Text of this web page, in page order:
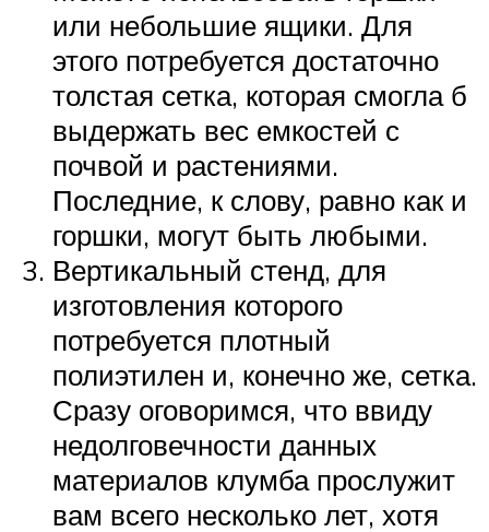
или небольшие ящики. Для
этого потребуется достаточно
толстая сетка, которая смогла б
выдержать вес емкостей с
почвой и растениями.
Последние, к слову, равно как и
горшки, могут быть любыми.
Вертикальный стенд, для
изготовления которого
потребуется плотный
полиэтилен и, конечно же, сетка.
Сразу оговоримся, что ввиду
недолговечности данных
материалов клумба прослужит
вам всего несколько лет, хотя